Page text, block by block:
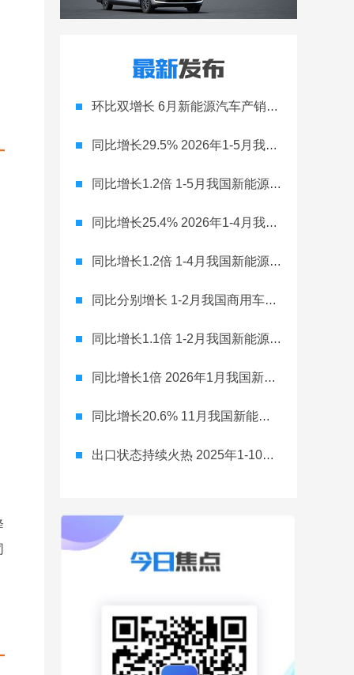
环比双增长 6月新能源汽车产销达到159.8万辆和164.3万辆
同比增长29.5% 2026年1-5月我国商用车出口53.2万辆
同比增长1.2倍 1-5月我国新能源乘用车出口再创新高
同比增长25.4% 2026年1-4月我国商用车出口41.1万辆
同比增长1.2倍 1-4月我国新能源汽车出口138.4万辆
同比分别增长 1-2月我国商用车产销完成66万辆和62.7万辆
同比增长1.1倍 1-2月我国新能源汽车出口达58.3万辆
同比增长1倍 2026年1月我国新能源汽产出口达30.2万辆
同比增长20.6% 11月我国新能源新车销量达到总销量53.2%
出口状态持续火热 2025年1-10月我国商用车产销均增长